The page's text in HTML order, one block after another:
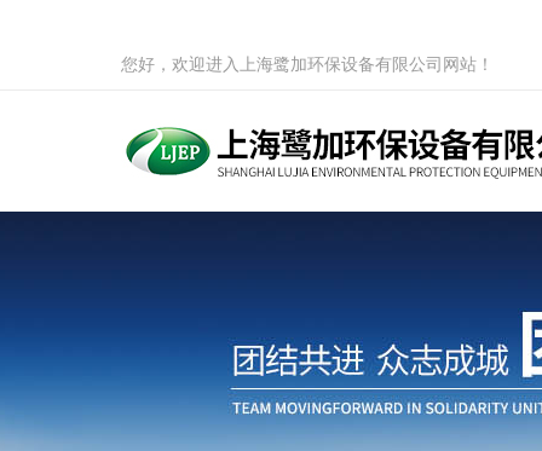
您好，欢迎进入上海鹭加环保设备有限公司网站！